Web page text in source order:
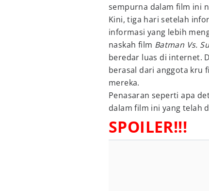
sempurna dalam film ini
Kini, tiga hari setelah
informasi yang lebih
naskah film Batman Vs.
beredar luas di internet.
berasal dari anggota kru
mereka.
Penasaran seperti apa
dalam film ini yang telah
SPOILER!!!